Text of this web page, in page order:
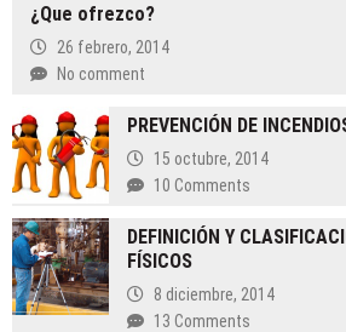
¿Que ofrezco?
26 febrero, 2014
No comment
PREVENCIÓN DE
15 octubre, 2014
10 Comments
DEFINICIÓN Y
FÍSICOS
8 diciembre, 2014
13 Comments